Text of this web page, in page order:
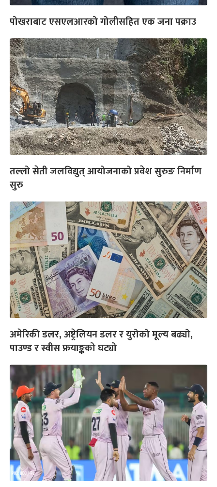
पोखराबाट एसएलआरको गोलीसहित एक जना पक्राउ
तल्लो सेती जलविद्युत् आयोजनाको प्रवेश सुरुङ निर्माण
सुरु
अमेरिकी डलर, अष्ट्रेलियन डलर र युरोको मूल्य बढ्यो,
पाउण्ड र स्वीस फ्रयाङ्कको घट्यो